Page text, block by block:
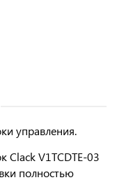
управления.
ClackV1TCDTE-03
полностью